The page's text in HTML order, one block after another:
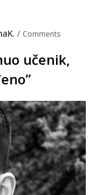
/ Comments
učenik,